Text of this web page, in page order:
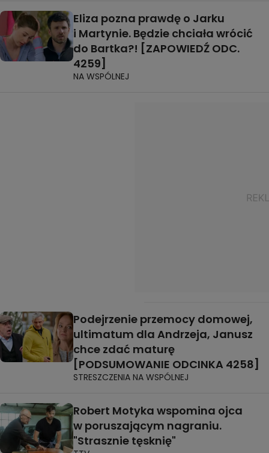
Eliza pozna prawdę o Jarku
i Martynie. Będzie chciała wrócić
do Bartka?! [ZAPOWIEDŹ ODC.
4259]
NA WSPÓLNEJ
Podejrzenie przemocy domowej,
ultimatum dla Andrzeja, Janusz
chce zdać maturę
[PODSUMOWANIE ODCINKA 4258]
STRESZCZENIA NA WSPÓLNEJ
Robert Motyka wspomina ojca
w poruszającym nagraniu.
"Strasznie tęsknię"